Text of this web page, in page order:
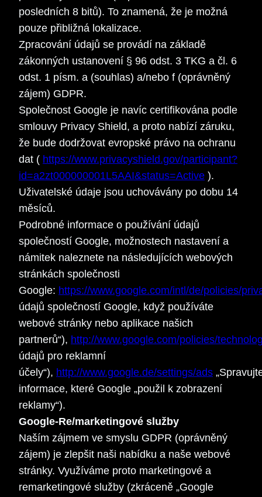
posledních 8 bitů). To znamená, že je možná
pouze přibližná lokalizace.
Zpracování údajů se provádí na základě
zákonných ustanovení § 96 odst. 3 TKG a čl. 6
odst. 1 písm. a (souhlas) a/nebo f (oprávněný
zájem) GDPR.
Společnost Google je navíc certifikována podle
smlouvy Privacy Shield, a proto nabízí záruku,
že bude dodržovat evropské právo na ochranu
dat ( https://www.privacyshield.gov/participant?
id=a2zt000000001L5AAI&status=Active ).
Uživatelské údaje jsou uchovávány po dobu 14
měsíců.
Podrobné informace o používání údajů
společností Google, možnostech nastavení a
námitek naleznete na následujících webových
stránkách společnosti
Google: https://www.google.com/intl/de/policies/
údajů společností Google, když používáte
webové stránky nebo aplikace našich
partnerů“), http://www.google.com/policies/
údajů pro reklamní
účely“), http://www.google.de/settings/ads
informace, které Google „použil k zobrazení
reklamy“).
Google-Re/marketingové služby
Naším zájmem ve smyslu GDPR (oprávněný
zájem) je zlepšit naši nabídku a naše webové
stránky. Využíváme proto marketingové a
remarketingové služby (zkráceně „Google